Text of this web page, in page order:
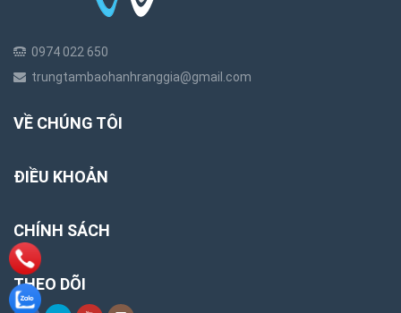
0974 022 650
trungtambaohanhranggia@gmail.com
VỀ CHÚNG TÔI
ĐIỀU KHOẢN
CHÍNH SÁCH
THEO DÕI